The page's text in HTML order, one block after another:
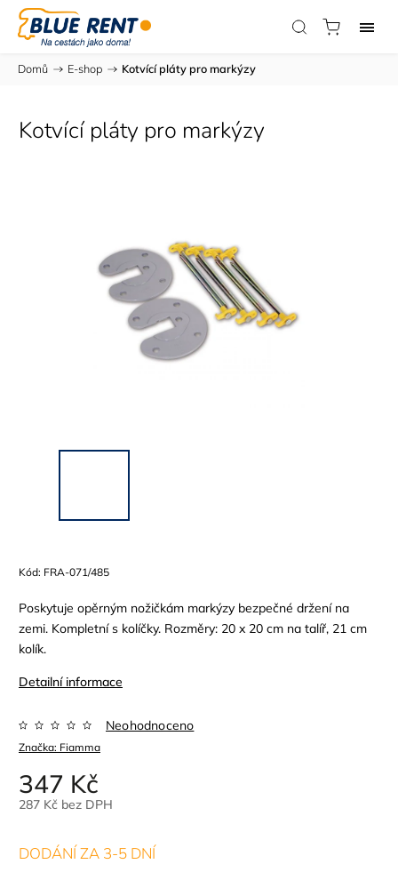
Domů / E-shop / Kotvící pláty pro markýzy
Kotvící pláty pro markýzy
Kód: FRA-071/485
Poskytuje opěrným nožičkám markýzy bezpečné držení na
zemi. Kompletní s kolíčky. Rozměry: 20 x 20 cm na talíř, 21 cm
kolík.
Detailní informace
Značka: Fiamma
Neohodnoceno
347 Kč
287 Kč bez DPH
DODÁNÍ ZA 3-5 DNÍ